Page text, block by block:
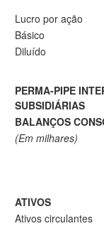
Lucro por ação
Básico
Diluído
PERMA-PIPE
SUBSIDIÁRIAS
BALANÇOS
(Em milhares)
ATIVOS
Ativos circulantes